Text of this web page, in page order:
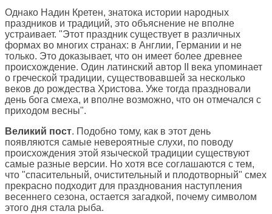
Однако Надин Кретен, знатока истории народных
праздников и традиций, это объяснение не вполне
устраивает. "Этот праздник существует в различных
формах во многих странах: в Англии, Германии и не
только. Это доказывает, что он имеет более древнее
происхождение. Один латинский автор II века упоминает
о греческой традиции, существовавшей за несколько
веков до рождества Христова. Уже тогда праздновали
день бога смеха, и вполне возможно, что он отмечался с
приходом весны".
Великий пост. Подобно тому, как в этот день
появляются самые невероятные слухи, по поводу
происхождения этой языческой традиции существуют
самые разные версии. Но хотя все соглашаются с тем,
что "спасительный, очистительный и плодотворный" смех
прекрасно подходит для празднования наступления
весеннего сезона, остается загадкой, почему символом
этого дня стала рыба.